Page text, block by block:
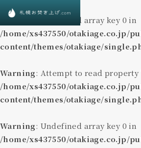
Warning
: Undefined array key 0 in
/home/xs437550/otakiage.co.jp/
content/themes/otakiage/
Warning: Attempt to read
/home/xs437550/otakiage.co.jp/
content/themes/otakiage/
Warning: Undefined array key 0 in
/home/xs437550/otakiage.co.jp/